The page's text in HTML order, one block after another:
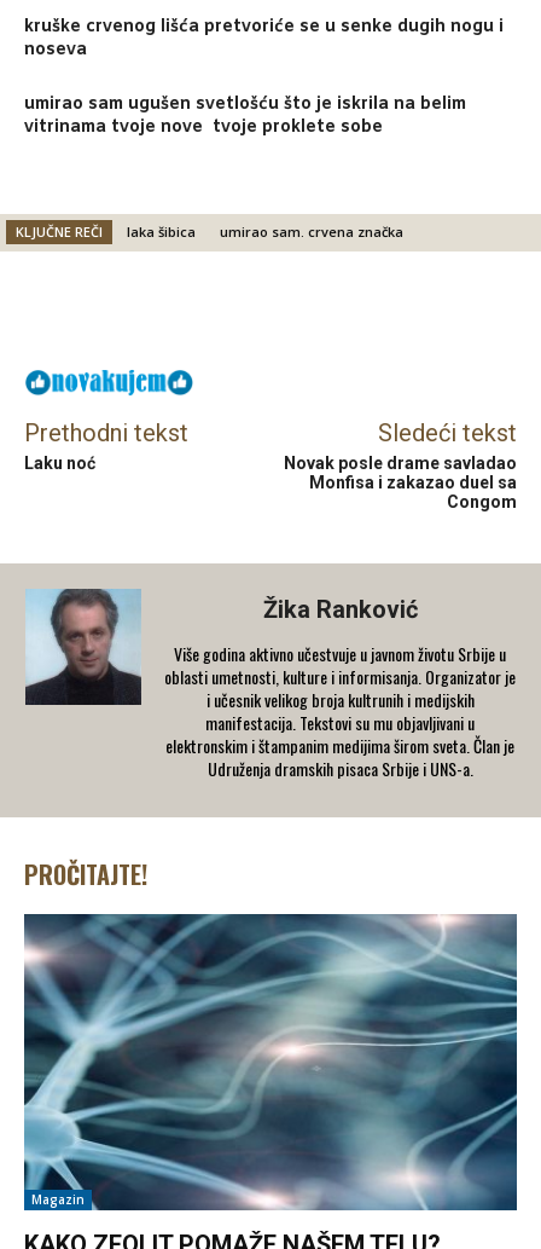
kruške crvenog lišća pretvoriće se u senke dugih nogu i
noseva
umirao sam ugušen svetlošću što je iskrila na belim
vitrinama tvoje nove tvoje proklete sobe
KLJUČNE REČI laka šibica umirao sam. crvena značka
Prethodni tekst
Laku noć
Sledeći tekst
Novak posle drame savladao
Monfisa i zakazao duel sa
Congom
Žika Ranković
Više godina aktivno učestvuje u javnom životu Srbije u
oblasti umetnosti, kulture i informisanja. Organizator je
i učesnik velikog broja kultrunih i medijskih
manifestacija. Tekstovi su mu objavljivani u
elektronskim i štampanim medijima širom sveta. Član je
Udruženja dramskih pisaca Srbije i UNS-a.
PROČITAJTE!
Magazin